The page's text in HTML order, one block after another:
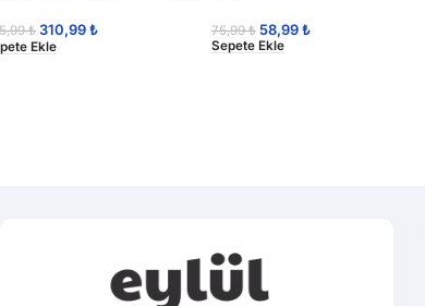
₺ 310,99₺
Ekle
75,99₺ 58,99₺
Sepete Ekle